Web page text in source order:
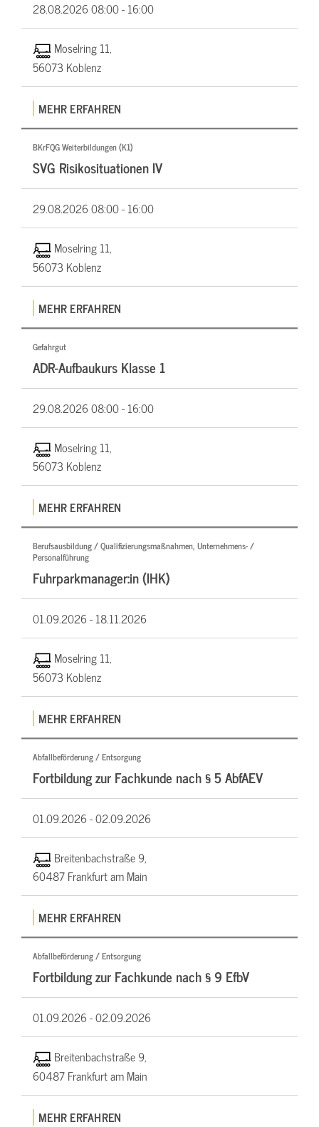
28.08.202608:00 - 16:00
Moselring 11,
56073 Koblenz
MEHR ERFAHREN
BKrFQG Weiterbildungen (K1)
SVG Risikosituationen IV
29.08.202608:00 - 16:00
Moselring 11,
56073 Koblenz
MEHR ERFAHREN
Gefahrgut
ADR-Aufbaukurs Klasse 1
29.08.202608:00 - 16:00
Moselring 11,
56073 Koblenz
MEHR ERFAHREN
Berufsausbildung / Qualifizierungsmaßnahmen, Unternehmens- /
Personalführung
Fuhrparkmanager:in (IHK)
01.09.2026 -18.11.2026
Moselring 11,
56073 Koblenz
MEHR ERFAHREN
Abfallbeförderung / Entsorgung
Fortbildung zur Fachkunde nach § 5 AbfAEV
01.09.2026 -02.09.2026
Breitenbachstraße 9,
60487 Frankfurt am Main
MEHR ERFAHREN
Abfallbeförderung / Entsorgung
Fortbildung zur Fachkunde nach § 9 EfbV
01.09.2026 -02.09.2026
Breitenbachstraße 9,
60487 Frankfurt am Main
MEHR ERFAHREN